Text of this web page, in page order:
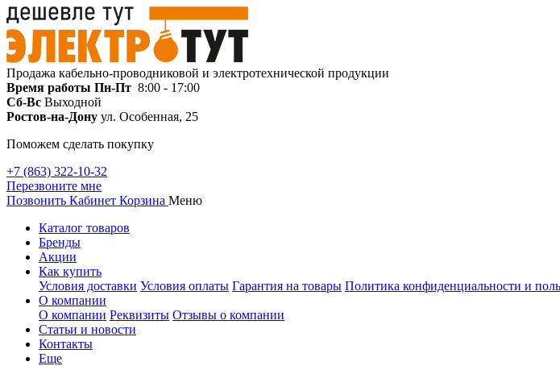
Продажа кабельно-проводниковой и электротехнической продукции
Время работы Пн-Пт 8:00 - 17:00
Сб-Вс Выходной
Ростов-на-Дону ул. Особенная, 25
Поможем сделать покупку
+7 (863) 322-10-32
Перезвоните мне
Позвонить Кабинет Корзина Меню
Каталог товаров
Бренды
Акции
Как купить
Условия доставки Условия оплаты Гарантия на товары Политика конфиденциальности и
О компании
О компании Реквизиты Отзывы о компании
Статьи и новости
Контакты
Еще